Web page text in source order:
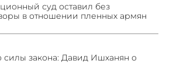
суд оставил без
в отношении пленных армян
силы закона: Давид Ишханян о